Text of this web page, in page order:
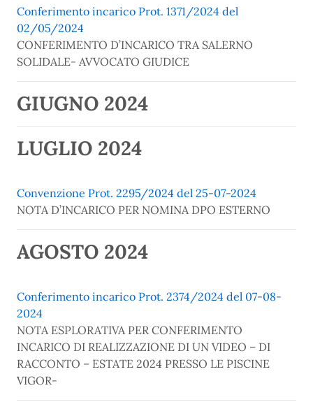
Conferimento incarico Prot. 1371/2024 del
02/05/2024
CONFERIMENTO D’INCARICO TRA SALERNO
SOLIDALE- AVVOCATO GIUDICE
GIUGNO 2024
LUGLIO 2024
Convenzione Prot. 2295/2024 del 25-07-2024
NOTA D’INCARICO PER NOMINA DPO ESTERNO
AGOSTO 2024
Conferimento incarico Prot. 2374/2024 del 07-08-
2024
NOTA ESPLORATIVA PER CONFERIMENTO
INCARICO DI REALIZZAZIONE DI UN VIDEO – DI
RACCONTO – ESTATE 2024 PRESSO LE PISCINE
VIGOR-